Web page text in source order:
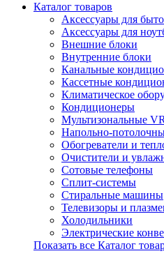
Каталог товаров
Аксессуары для
Аксессуары для
Внешние блоки
Внутренние блоки
Канальные
Кассетные
Климатическое
Кондиционеры
Мультизональные
Напольно-
Обогреватели и
Очистители и
Сотовые телефоны
Сплит-системы
Стиральные машины
Телевизоры и
Холодильники
Электрические
Показать все Каталог